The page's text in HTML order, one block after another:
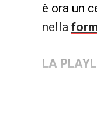
è ora un
nella
LA